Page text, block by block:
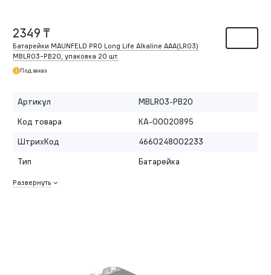
2349 ₸
Батарейки MAUNFELD PRO Long Life Alkaline ААА(LR03)
MBLR03-PB20, упаковка 20 шт.
Под заказ
Артикул
MBLR03-PB20
Код товара
КА-00020895
ШтрихКод
4660248002233
Тип
Батарейка
Развернуть